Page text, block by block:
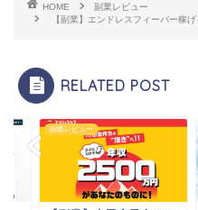
HOME
副業レビュー
【副業】エンドレスフィーバー稼
RELATED POST
副業レビュー